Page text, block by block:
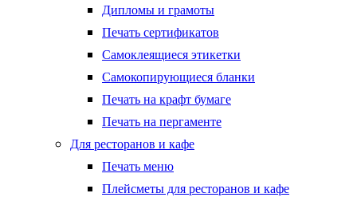
Дипломы и грамоты
Печать сертификатов
Самоклеящиеся этикетки
Самокопирующиеся бланки
Печать на крафт бумаге
Печать на пергаменте
Для ресторанов и кафе
Печать меню
Плейсметы для ресторанов и кафе